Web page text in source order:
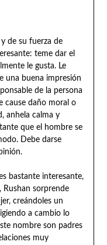
de su fuerza de
teme dar el
le gusta. Le
una buena impresión
de la persona
cause daño moral o
anhela calma y
que el hombre se
Debe darse
bastante interesante,
Rushan sorprende
creándoles un
a cambio lo
nombre son padres
muy